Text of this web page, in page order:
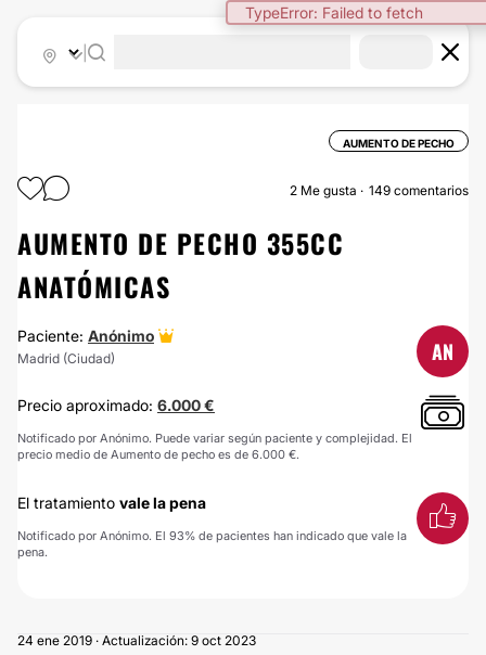
AUMENTO DE PECHO
2 Me gusta 149 comentarios
AUMENTO DE PECHO 355CC
ANATÓMICAS
Paciente: Anónimo
Madrid (Ciudad) AN
Precio aproximado: 6.000 €
Notificado por Anónimo. Puede variar según paciente y complejidad. El
precio medio de Aumento de pecho es de 6.000 €.
El tratamiento vale la pena
Notificado por Anónimo. El 93% de pacientes han indicado que vale la
pena.
24 ene 2019 · Actualización: 9 oct 2023